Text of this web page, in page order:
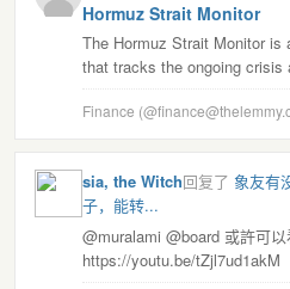
Hormuz Strait Monitor
The Hormuz Strait Monitor is
that tracks the ongoing crisis
Finance
sia, the Witch回复了 象友有
子，能转...
@muralami @board 或許可以
https://youtu.be/tZjl7ud1akM